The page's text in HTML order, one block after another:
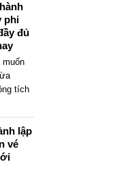
phi
đủ
muốn
tích
lập
vé